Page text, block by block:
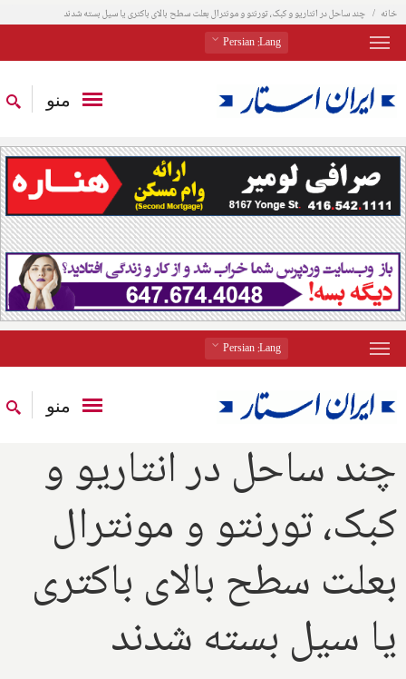
خانه چند ساحل در انتاریو و کبک، تورنتو و مونترال بعلت سطح بالای باکتری یا سیل بسته شدند
Lang
: Persian
منو
Lang
: Persian
منو
چند ساحل در انتاریو و
کبک، تورنتو و مونترال
بعلت سطح بالای باکتری
یا سیل بسته شدند